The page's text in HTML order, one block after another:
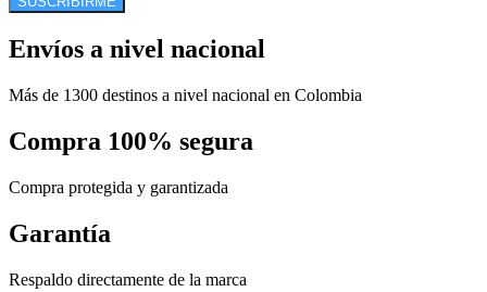
Envíos a nivel nacional
Más de 1300 destinos a nivel nacional en Colombia
Compra 100% segura
Compra protegida y garantizada
Garantía
Respaldo directamente de la marca